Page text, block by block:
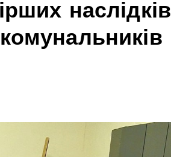
наслідків